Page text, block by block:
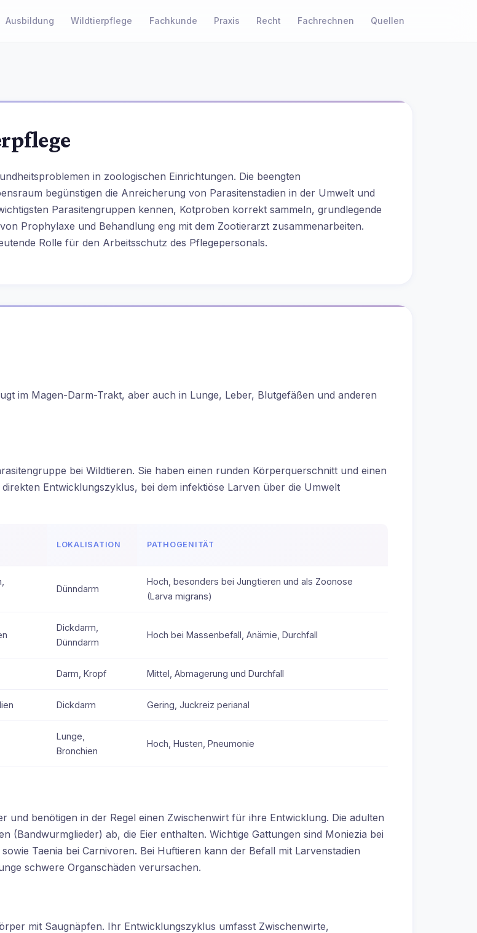
Ausbildung Wildtierpflege Fachkunde Praxis Recht Fachrechnen Quellen
in zoologischen Einrichtungen. Die beengten
begünstigen die Anreicherung von Parasitenstadien in der Umwelt und
Parasitengruppen kennen, Kotproben korrekt sammeln, grundlegende
Prophylaxe und Behandlung eng mit dem Zootierarzt zusammenarbeiten.
Rolle für den Arbeitsschutz des Pflegepersonals.
im Magen-Darm-Trakt, aber auch in Lunge, Leber, Blutgefäßen und anderen
bei Wildtieren. Sie haben einen runden Körperquerschnitt und einen
Entwicklungszyklus, bei dem infektiöse Larven über die Umwelt
LOKALISATION PATHOGENITÄT
Dünndarm
Hoch, besonders bei Jungtieren und als Zoonose
(Larva migrans)
Dickdarm,
Dünndarm
Hoch bei Massenbefall, Anämie, Durchfall
Darm, Kropf Mittel, Abmagerung und Durchfall
Dickdarm Gering, Juckreiz perianal
Lunge,
Bronchien
Hoch, Husten, Pneumonie
und benötigen in der Regel einen Zwischenwirt für ihre Entwicklung. Die adulten
(Bandwurmglieder) ab, die Eier enthalten. Wichtige Gattungen sind Moniezia bei
Taenia bei Carnivoren. Bei Huftieren kann der Befall mit Larvenstadien
schwere Organschäden verursachen.
mit Saugnäpfen. Ihr Entwicklungszyklus umfasst Zwischenwirte,